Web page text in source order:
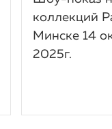
коллекций
Минске 14
2025г.